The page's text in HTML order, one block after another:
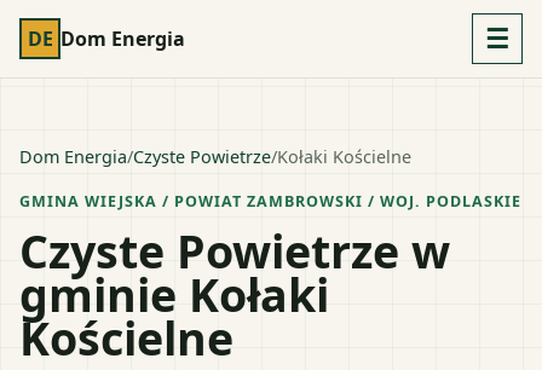
DE Dom Energia ☰
Dom Energia/Czyste Powietrze/Kołaki Kościelne
GMINA WIEJSKA / POWIAT ZAMBROWSKI / WOJ. PODLASKIE
Czyste Powietrze w
gminie Kołaki
Kościelne